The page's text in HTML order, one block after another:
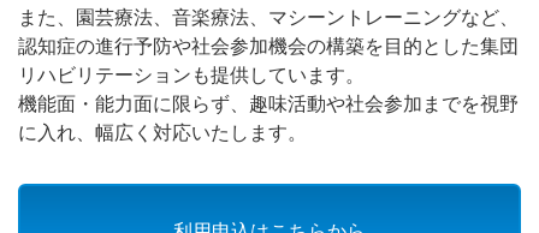
また、園芸療法、音楽療法、マシーントレーニングなど、
認知症の進行予防や社会参加機会の構築を目的とした集団
リハビリテーションも提供しています。
機能面・能力面に限らず、趣味活動や社会参加までを視野
に入れ、幅広く対応いたします。